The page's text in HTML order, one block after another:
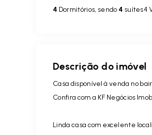
4 Dormitórios, sendo 4 suítes4
Descrição do imóvel
Casa disponível à venda no
Confira com a KF Negócios
Linda casa com excelente